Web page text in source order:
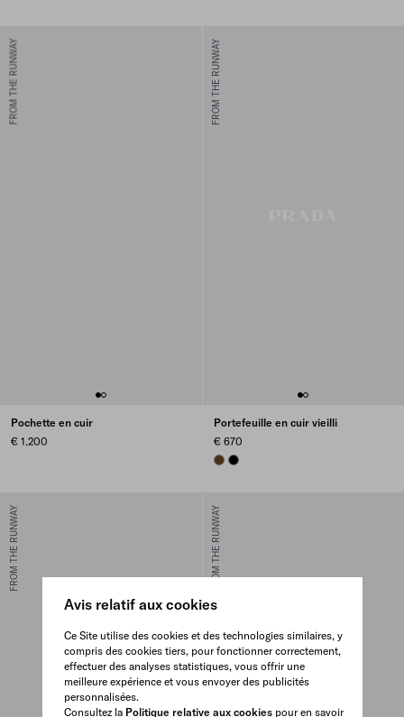
Avis relatif aux cookies
Ce Site utilise des cookies et des technologies similaires, y
compris des cookies tiers, pour fonctionner correctement,
effectuer des analyses statistiques, vous offrir une
meilleure expérience et vous envoyer des publicités
personnalisées.
Consultez la Politique relative aux cookiespour en savoir
FROM THE RUNWAY
Pochette en cuir
€ 1.200
FROM THE RUNWAY
Portefeuille en cuir vieilli
€ 670
GRAPHITE
BLACK
FROM THE RUNWAY FROM THE RUNWAY